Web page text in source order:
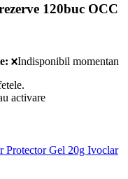
120buc OCC
Indisponibil momentan
activare
Protector Gel 20g Ivoclar